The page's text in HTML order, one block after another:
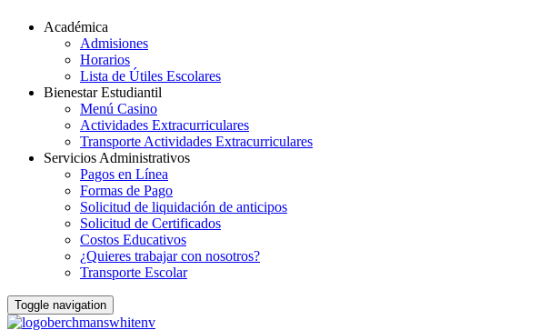
Académica
Admisiones
Horarios
Lista de Útiles Escolares
Bienestar Estudiantil
Menú Casino
Actividades Extracurriculares
Transporte Actividades Extracurriculares
Servicios Administrativos
Pagos en Línea
Formas de Pago
Solicitud de liquidación de anticipos
Solicitud de Certificados
Costos Educativos
¿Quieres trabajar con nosotros?
Transporte Escolar
Toggle navigation